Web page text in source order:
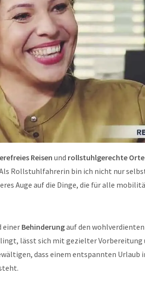
Reisen und rollstuhlgerechte Orte
Rollstuhlfahrerin bin ich nicht nur
Auge auf die Dinge, die für alle
einer Behinderungauf den
lässt sich mit gezielter Vorbereitung
dass einem entspannten Urlaub